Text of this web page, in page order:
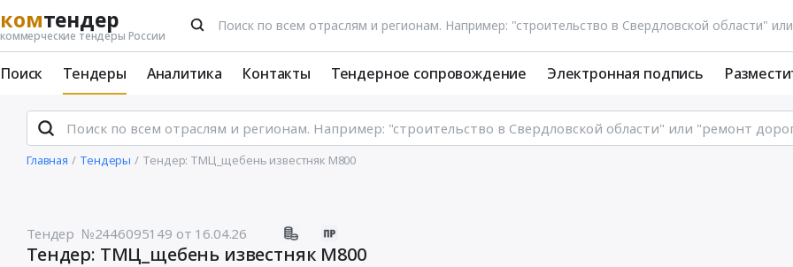
комтендер
коммерческие тендеры России
Поиск Тендеры Аналитика Контакты Тендерное сопровождение Электронная подпись
Главная Тендеры Тендер: ТМЦ_щебень известняк М800
Тендер №2446095149 от 16.04.26
Тендер: ТМЦ_щебень известняк М800